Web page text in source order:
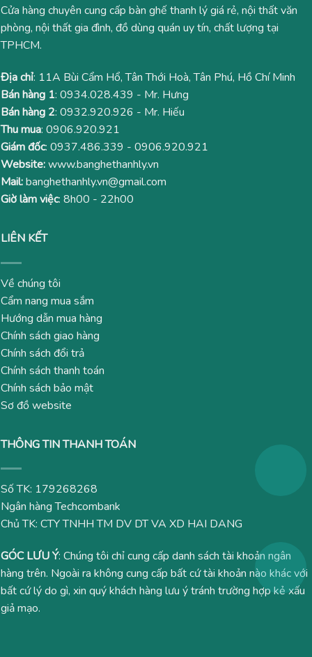
Cửa hàng chuyên cung cấp bàn ghế thanh lý giá rẻ, nội thất văn
phòng, nội thất gia đình, đồ dùng quán uy tín, chất lượng tại
TPHCM.
Địa chỉ: 11A Bùi Cẩm Hổ, Tân Thới Hoà, Tân Phú, Hồ Chí Minh
Bán hàng 1: 0934.028.439 - Mr. Hưng
Bán hàng 2: 0932.920.926 - Mr. Hiếu
Thu mua: 0906.920.921
Giám đốc: 0937.486.339 - 0906.920.921
Website:www.banghethanhly.vn
Mail:banghethanhly.vn@gmail.com
Giờ làm việc: 8h00 - 22h00
LIÊN KẾT
Về chúng tôi
Cẩm nang mua sắm
Hướng dẫn mua hàng
Chính sách giao hàng
Chính sách đổi trả
Chính sách thanh toán
Chính sách bảo mật
Sơ đồ website
THÔNG TIN THANH TOÁN
Số TK: 179268268
Ngân hàng Techcombank
Chủ TK: CTY TNHH TM DV DT VA XD HAI DANG
GÓC LƯU Ý: Chúng tôi chỉ cung cấp danh sách tài khoản ngân
hàng trên. Ngoài ra không cung cấp bất cứ tài khoản nào khác với
bất cứ lý do gì, xin quý khách hàng lưu ý tránh trường hợp kẻ xấu
giả mạo.